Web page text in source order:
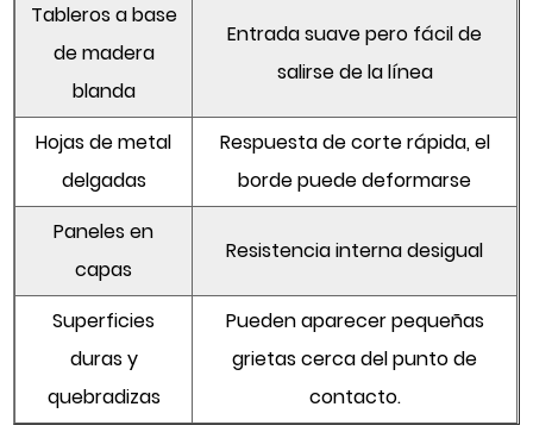
Tableros a base
de madera
blanda
Entrada suave pero fácil de
salirse de la línea
Hojas de metal
delgadas
Respuesta de corte rápida, el
borde puede deformarse
Paneles en
capas
Resistencia interna desigual
Superficies
duras y
quebradizas
Pueden aparecer pequeñas
grietas cerca del punto de
contacto.